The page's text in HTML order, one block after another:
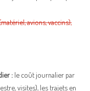
avions, vaccins),
: le coût journalier par
visites), les trajets en